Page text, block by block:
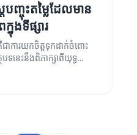
បញ្ចុះតម្លៃដែលមាន
នុងទីផ្សារ
គឺជាការយកចិត្តទុកដាក់ចំពោះ
ទនេះនឹងពិភាក្សាពីយុទ្ធ